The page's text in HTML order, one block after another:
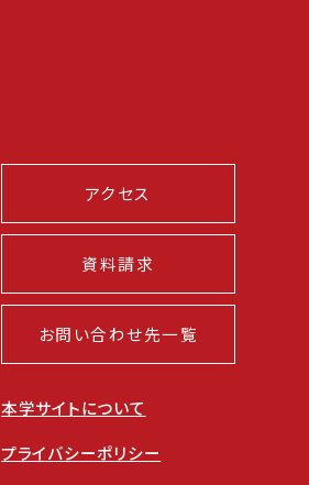
アクセス
資料請求
お問い合わせ先一覧
本学サイトについて
プライバシーポリシー